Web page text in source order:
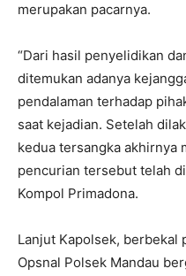
merupakan pacarnya.
“Dari hasil penyelidikan
ditemukan adanya
pendalaman terhadap
saat kejadian. Setelah
kedua tersangka akhirnya
pencurian tersebut telah
Kompol Primadona.
Lanjut Kapolsek, berbekal
Opsnal Polsek Mandau